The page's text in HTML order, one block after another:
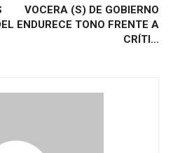
VOCERA (S) DE GOBIERNO
ENDURECE TONO FRENTE A
CRÍTI...